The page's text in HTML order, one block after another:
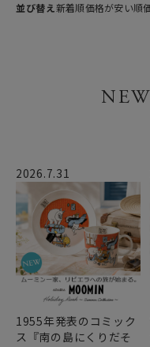
並び替え 新着順価格が安い順
2026.7.31
1955年発表のコミック
ス『南の島にくりだそ